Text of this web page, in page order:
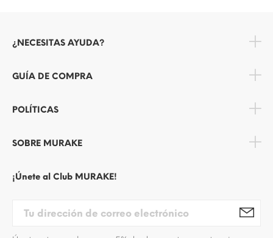
¿NECESITAS AYUDA?
GUÍA DE COMPRA
POLÍTICAS
SOBRE MURAKE
¡Únete al Club MURAKE!